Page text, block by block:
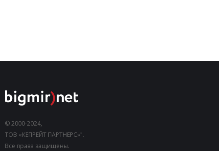
© 2000-2024,
ТОВ «КЕПРЕЙТ ПАРТНЕРС»".
Все права защищены.